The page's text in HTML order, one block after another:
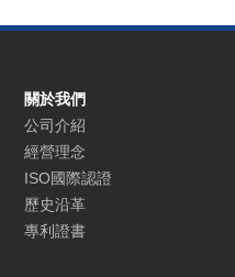
關於我們
公司介紹
經營理念
ISO國際認證
歷史沿革
專利證書